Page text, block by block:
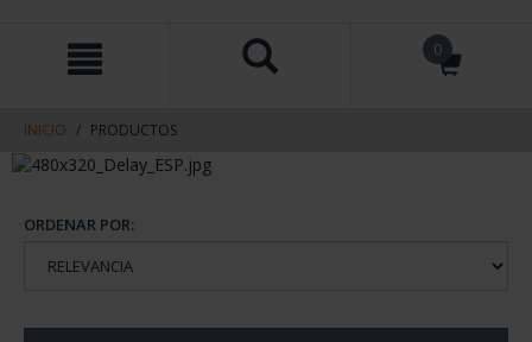
contenido
navegacin
0
INICIO PRODUCTOS
ORDENAR POR: